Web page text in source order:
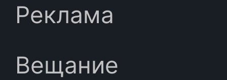
Реклама
Вещание